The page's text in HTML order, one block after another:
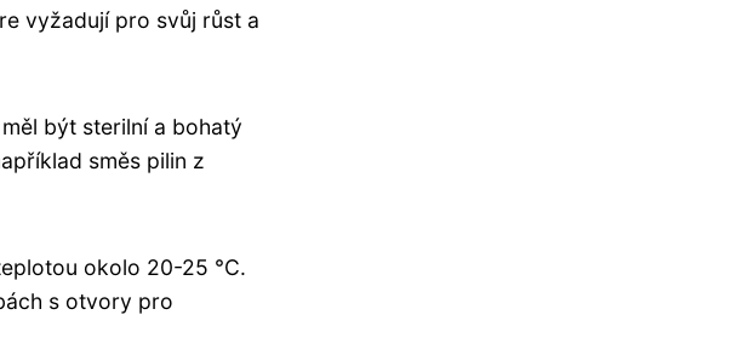
vyžadují pro svůj růst a
být sterilní a bohatý
směs pilin z
okolo 20-25 °C.
s otvory pro